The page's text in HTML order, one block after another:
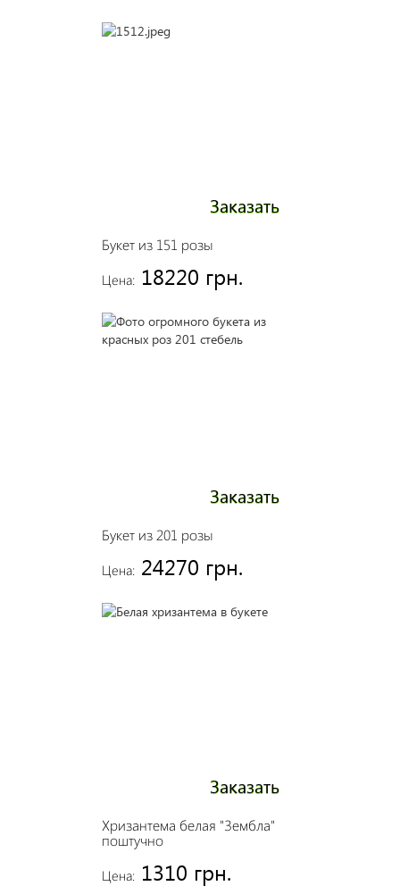
Букет из 151 розы
Цена: 18220 грн.
Заказать
Букет из 201 розы
Цена: 24270 грн.
Заказать
Хризантема белая "Зембла"
поштучно
Цена: 1310 грн.
Заказать